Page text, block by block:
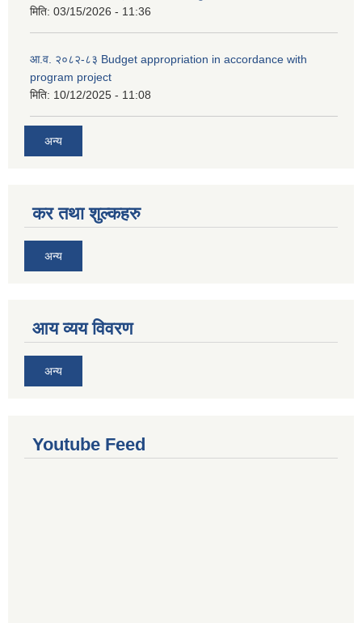
मिति: 03/15/2026 - 11:36
आ.व. २०८२-८३ Budget appropriation in accordance with
program project
मिति: 10/12/2025 - 11:08
अन्य
कर तथा शुल्कहरु
अन्य
आय व्यय विवरण
अन्य
Youtube Feed